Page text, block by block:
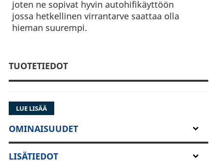
joten ne sopivat hyvin autohifikäyttöön
jossa hetkellinen virrantarve saattaa olla
hieman suurempi.
TUOTETIEDOT
LUE LISÄÄ
OMINAISUUDET
LISÄTIEDOT